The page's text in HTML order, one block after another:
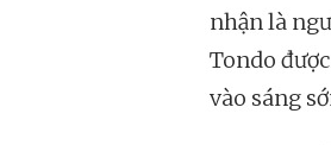
nhận là
Tondo
vào sáng